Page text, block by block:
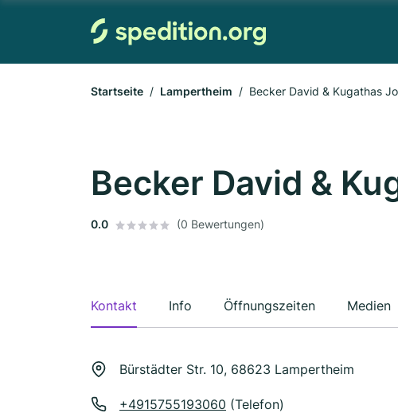
Startseite Lampertheim Becker David & Kugathas
Becker David &
0.0 (0 Bewertungen)
Kontakt Info Öffnungszeiten Medien
Bürstädter Str. 10, 68623 Lampertheim
+4915755193060 (Telefon)